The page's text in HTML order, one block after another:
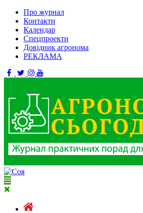
Про журнал
Контакти
Календар
Спецпроекти
Довідник агронома
РЕКЛАМА